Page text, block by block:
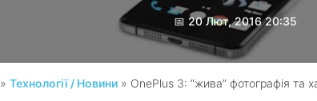
📅 20 Лют, 2016 20:35
Гребеник
»Технології / Новини » OnePlus 3: “жива” фотографія та